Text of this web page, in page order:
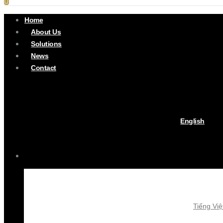
Home
About Us
Solutions
News
Contact
English
Tiếng